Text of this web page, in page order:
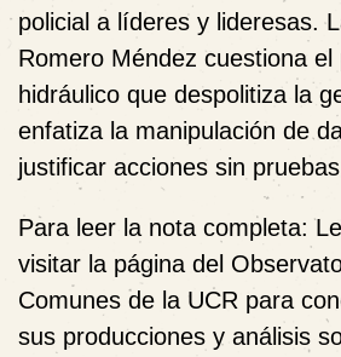
policial a líderes y lideresas.
Romero Méndez cuestiona el
hidráulico que despolitiza la
enfatiza la manipulación de
justificar acciones sin
Para leer la nota completa:
visitar la página del
Comunes de la UCR para
sus producciones y análisis